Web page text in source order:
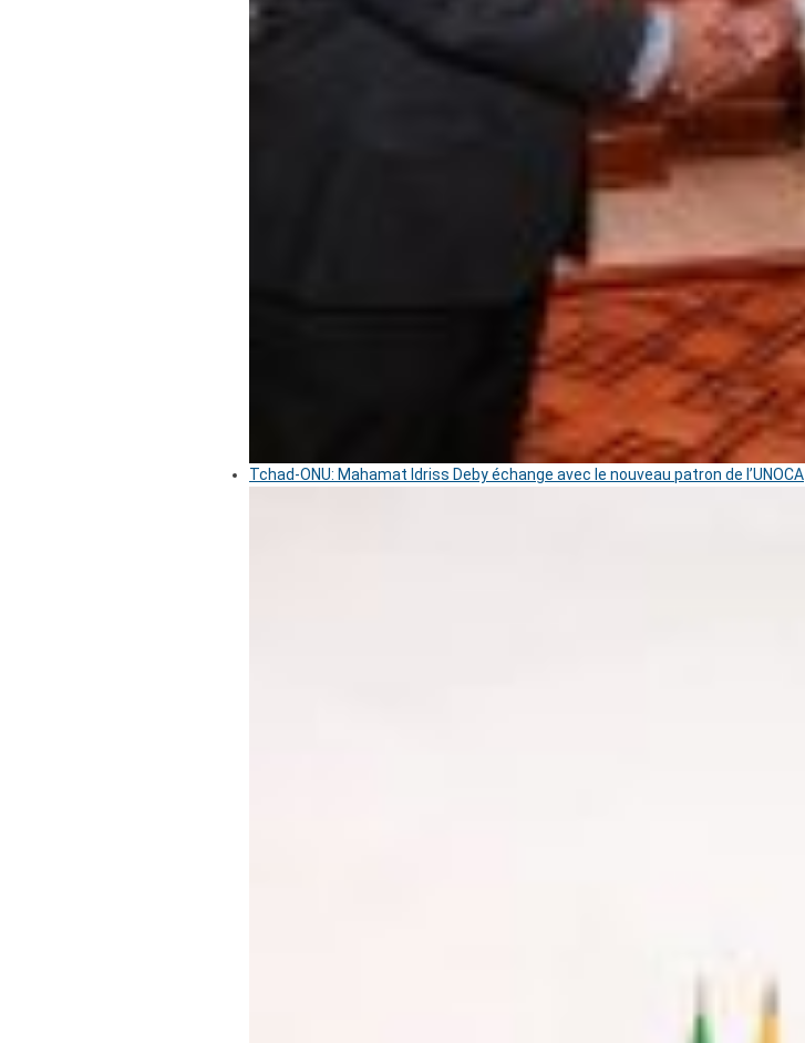
Tchad-ONU: Mahamat Idriss Deby échange avec le nouveau patron de l’UNOCA